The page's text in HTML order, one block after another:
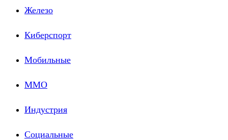
Железо
Киберспорт
Мобильные
ММО
Индустрия
Социальные